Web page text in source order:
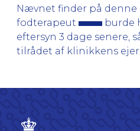
Nævnet finder på
fodterapeut
burde
eftersyn 3 dage senere,
tilrådet af klinikkens ejer.